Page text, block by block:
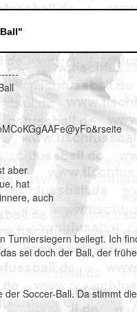
aber
hat
auch
Turniersiegern beilegt. Ich
sei doch der Ball, der
Soccer-Ball. Da stimmt